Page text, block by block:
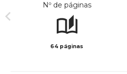
Nº de páginas
64 páginas